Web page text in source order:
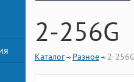
2-256G
Каталог Разное 2-